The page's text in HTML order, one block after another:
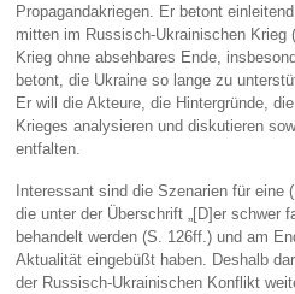
Propagandakriegen. Er betont
mitten im Russisch-Ukrainischen Krieg
Krieg ohne absehbares Ende,
betont, die Ukraine so lange zu
Er will die Akteure, die Hintergründe,
Krieges analysieren und diskutieren
entfalten.
Interessant sind die Szenarien für eine
die unter der Überschrift „[D]er schwer
behandelt werden (S. 126ff.) und am
Aktualität eingebüßt haben. Deshalb
der Russisch-Ukrainischen Konflikt